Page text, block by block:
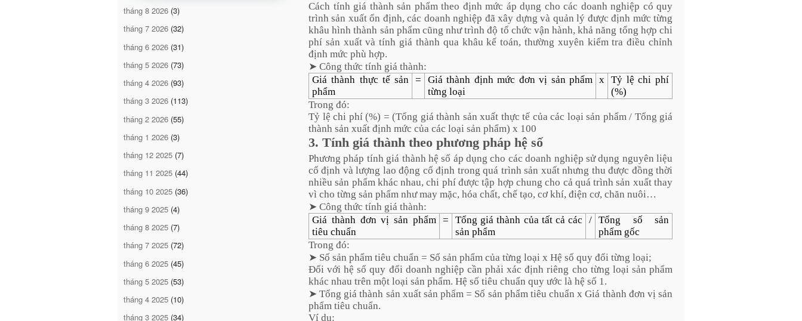
tháng 8 2026 (3)
tháng 7 2026 (32)
tháng 6 2026 (31)
tháng 5 2026 (73)
tháng 4 2026 (93)
tháng 3 2026 (113)
tháng 2 2026 (55)
tháng 1 2026 (3)
tháng 12 2025 (7)
tháng 11 2025 (44)
tháng 10 2025 (36)
tháng 9 2025 (4)
tháng 8 2025 (7)
tháng 7 2025 (72)
tháng 6 2025 (45)
tháng 5 2025 (53)
tháng 4 2025 (10)
tháng 3 2025 (34)
Cách tính giá thành sản phẩm theo định mức áp dụng cho các doanh nghiệp có quy
trình sản xuất ổn định, các doanh nghiệp đã xây dựng và quản lý được định mức từng
khâu hình thành sản phẩm cũng như trình độ tổ chức vận hành, khả năng tổng hợp chi
phí sản xuất và tính giá thành qua khâu kế toán, thường xuyên kiểm tra điều chỉnh
định mức phù hợp.
➤ Công thức tính giá thành:
Giá thành thực tế sản
phẩm
=
Giá thành định mức đơn vị sản phẩm
từng loại
x Tỷ lệ chi phí
(%)
Trong đó:
Tỷ lệ chi phí (%) = (Tổng giá thành sản xuất thực tế của các loại sản phẩm / Tổng giá
thành sản xuất định mức của các loại sản phẩm) x 100
3. Tính giá thành theo phương pháp hệ số
Phương pháp tính giá thành hệ số áp dụng cho các doanh nghiệp sử dụng nguyên liệu
cố định và lượng lao động cố định trong quá trình sản xuất nhưng thu được đồng thời
nhiều sản phẩm khác nhau, chi phí được tập hợp chung cho cả quá trình sản xuất thay
vì cho từng sản phẩm như may mặc, hóa chất, chế tạo, cơ khí, điện cơ, chăn nuôi…
➤ Công thức tính giá thành:
Giá thành đơn vị sản phẩm
tiêu chuẩn
=
Tổng giá thành của tất cả các
sản phẩm
/ Tổng số sản
phẩm gốc
Trong đó:
➤ Số sản phẩm tiêu chuẩn = Số sản phẩm của từng loại x Hệ số quy đổi từng loại;
Đối với hệ số quy đổi doanh nghiệp cần phải xác định riêng cho từng loại sản phẩm
khác nhau trên một loại sản phẩm. Hệ số tiêu chuẩn quy ước là hệ số 1.
➤ Tổng giá thành sản xuất sản phẩm = Số sản phẩm tiêu chuẩn x Giá thành đơn vị sản
phẩm tiêu chuẩn.
Ví dụ: